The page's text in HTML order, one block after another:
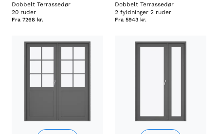
Dobbelt Terrassedør
20 ruder
Fra 7268 kr.
Dobbelt Terrassedør
2 fyldninger 2 ruder
Fra 5943 kr.